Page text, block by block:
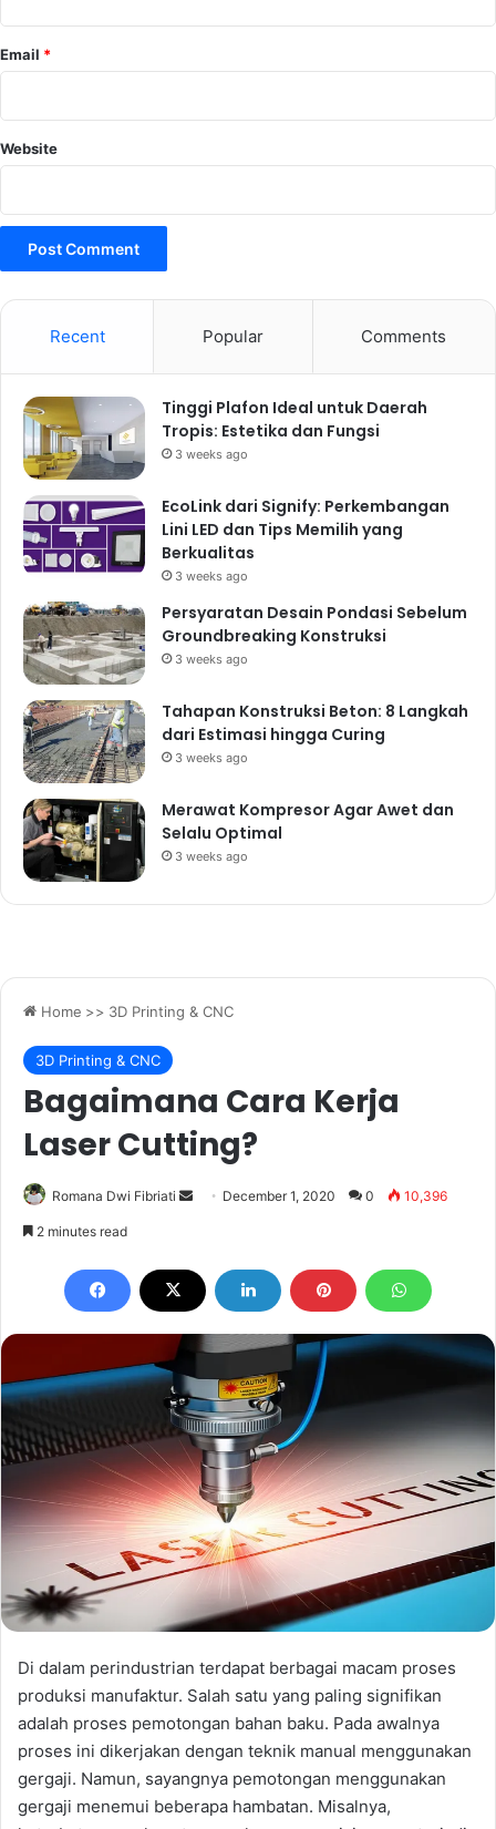
Email *
Website
Recent Popular Comments
Tinggi Plafon Ideal untuk Daerah
Tropis: Estetika dan Fungsi
3 weeks ago
EcoLink dari Signify: Perkembangan
Lini LED dan Tips Memilih yang
Berkualitas
3 weeks ago
Persyaratan Desain Pondasi Sebelum
Groundbreaking Konstruksi
3 weeks ago
Tahapan Konstruksi Beton: 8 Langkah
dari Estimasi hingga Curing
3 weeks ago
Merawat Kompresor Agar Awet dan
Selalu Optimal
3 weeks ago